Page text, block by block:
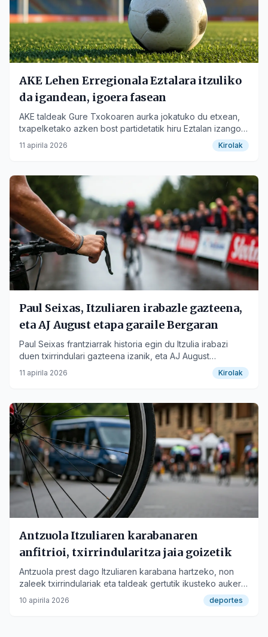
AKE Lehen Erregionala Eztalara itzuliko
da igandean, igoera fasean
AKE taldeak Gure Txokoaren aurka jokatuko du etxean,
txapelketako azken bost partidetatik hiru Eztalan izango
direlarik.
11 apirila 2026 Kirolak
Paul Seixas, Itzuliaren irabazle gazteena,
eta AJ August etapa garaile Bergaran
Paul Seixas frantziarrak historia egin du Itzulia irabazi
duen txirrindulari gazteena izanik, eta AJ August
estatubatuarrak azken etapa irabazi du Bergaran.
11 apirila 2026 Kirolak
Antzuola Itzuliaren karabanaren
anfitrioi, txirrindularitza jaia goizetik
Antzuola prest dago Itzuliaren karabana hartzeko, non
zaleek txirrindulariak eta taldeak gertutik ikusteko aukera
izango duten.
10 apirila 2026 deportes